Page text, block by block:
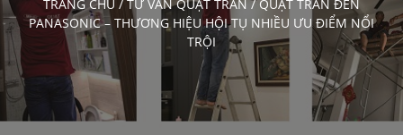
TRANG CHỦ / TƯ VẤN QUẠT TRẦN/QUẠT TRẦN ĐÈN
PANASONIC – THƯƠNG HIỆU HỘI TỤ NHIỀU ƯU ĐIỂM NỔI
TRỘI